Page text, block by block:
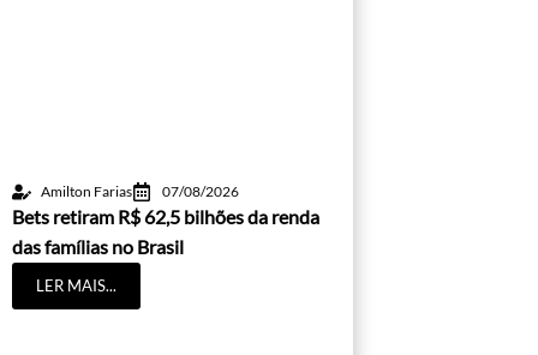
Amilton Farias 07/08/2026
Bets retiram R$ 62,5 bilhões da renda
das famílias no Brasil
LER MAIS...